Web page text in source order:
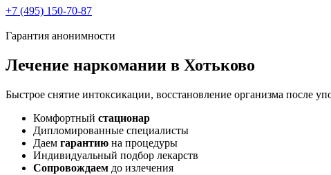
+7 (495) 150-70-87
Гарантия анонимности
Лечение наркомании в Хотьково
Быстрое снятие интоксикации, восстановление организма после
Комфортный стационар
Дипломированные специалисты
Даем гарантию на процедуры
Индивидуальный подбор лекарств
Сопровождаем до излечения